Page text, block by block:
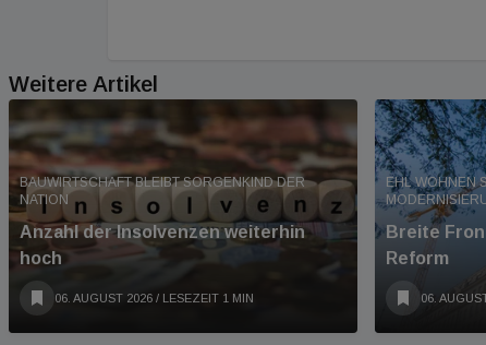
Weitere Artikel
BAUWIRTSCHAFT BLEIBT SORGENKIND DER
NATION
Anzahl der Insolvenzen weiterhin
hoch
06. AUGUST 2026 / LESEZEIT 1 MIN
EHL WOHNEN
Breite
Reform
06.